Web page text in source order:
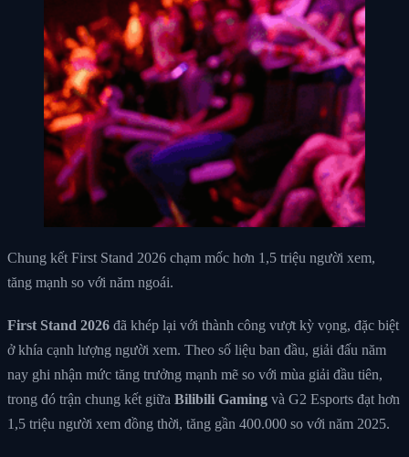
Chung kết First Stand 2026 chạm mốc hơn 1,5 triệu người xem,
tăng mạnh so với năm ngoái.
First Stand 2026 đã khép lại với thành công vượt kỳ vọng, đặc biệt
ở khía cạnh lượng người xem. Theo số liệu ban đầu, giải đấu năm
nay ghi nhận mức tăng trưởng mạnh mẽ so với mùa giải đầu tiên,
trong đó trận chung kết giữa Bilibili Gaming và G2 Esports đạt hơn
1,5 triệu người xem đồng thời, tăng gần 400.000 so với năm 2025.